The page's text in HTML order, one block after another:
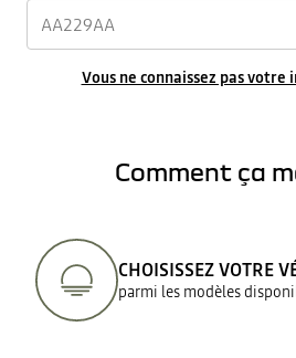
Vous ne connaissez pas
Comment ça
CHOISISSEZ VOTRE
parmi les modèles